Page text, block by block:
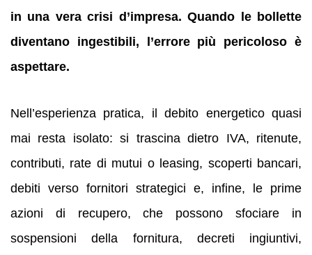
in una vera crisi d’impresa. Quando le bollette
diventano ingestibili, l’errore più pericoloso è
aspettare.
Nell’esperienza pratica, il debito energetico quasi
mai resta isolato: si trascina dietro IVA, ritenute,
contributi, rate di mutui o leasing, scoperti bancari,
debiti verso fornitori strategici e, infine, le prime
azioni di recupero, che possono sfociare in
sospensioni della fornitura, decreti ingiuntivi,